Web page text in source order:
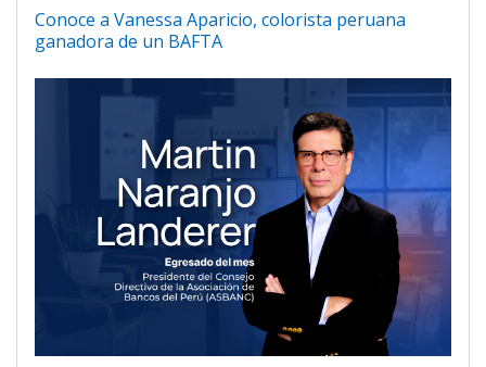
Conoce a Vanessa Aparicio, colorista peruana
ganadora de un BAFTA